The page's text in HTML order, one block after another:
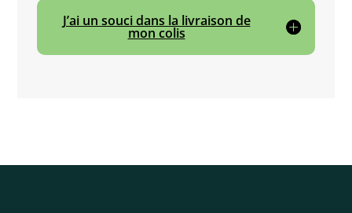
J’ai un souci dans la livraison de
mon colis